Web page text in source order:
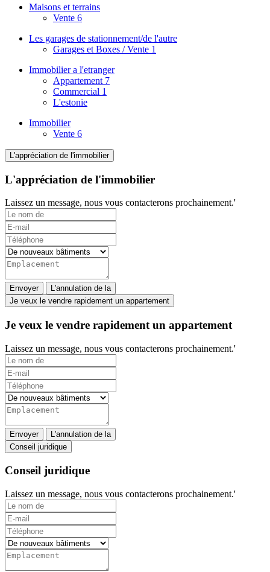
Maisons et terrains
Vente 6
Les garages de stationnement/de l'autre
Garages et Boxes / Vente 1
Immobilier a l'etranger
Appartement 7
Commercial 1
L'estonie
Immobilier
Vente 6
L'appréciation de l'immobilier
L'appréciation de l'immobilier
Laissez un message, nous vous contacterons prochainement.'
Envoyer
L'annulation de la
Je veux le vendre rapidement un appartement
Je veux le vendre rapidement un appartement
Laissez un message, nous vous contacterons prochainement.'
Envoyer
L'annulation de la
Conseil juridique
Conseil juridique
Laissez un message, nous vous contacterons prochainement.'